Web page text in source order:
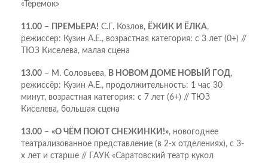
«Теремок»
11.00 – ПРЕМЬЕРА! С.Г. Козлов, ЁЖИК И ЁЛКА,
режиссер: Кузин А.Е., возрастная категория: с 3 лет (0+) //
ТЮЗ Киселева, малая сцена
13.00 – М. Соловьева, В НОВОМ ДОМЕ НОВЫЙ ГОД,
режиссёр: Кузин А.Е., продолжительность: 1 час 30
минут, возрастная категория: с 7 лет (6+) // ТЮЗ
Киселева, большая сцена
13.00 – «О ЧЁМ ПОЮТ СНЕЖИНКИ!», новогоднее
театрализованное представление (в 2-х отделениях), с 3-
х лет и старше // ГАУК «Саратовский театр кукол